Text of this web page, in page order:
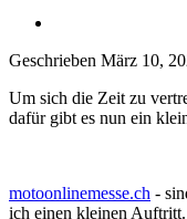
Geschrieben März 10,
Um sich die Zeit zu
dafür gibt es nun ein
motoonlinemesse.ch -
ich einen kleinen Auftritt.